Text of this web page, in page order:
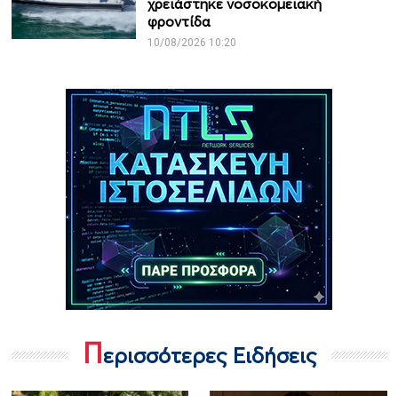
χρειάστηκε νοσοκομειακή
φροντίδα
10/08/2026 10:20
Περισσότερες Ειδήσεις